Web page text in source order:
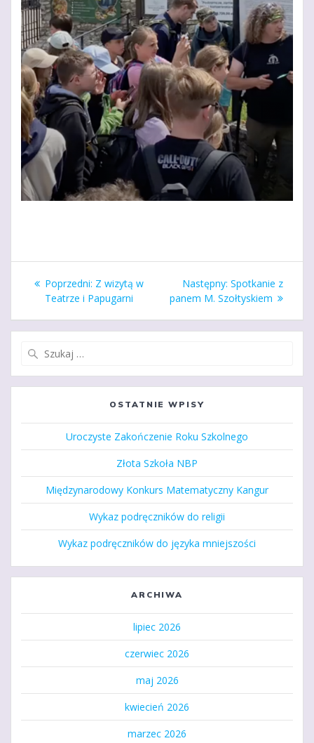
Nawigacja
wpisu
Poprzedni: Poprzedni
wpis:
Z wizytą w
Teatrze i Papugarni
Następny: Następny
wpis:
Spotkanie z
panem M. Szołtyskiem
OSTATNIE WPISY
Uroczyste Zakończenie Roku Szkolnego
Złota Szkoła NBP
Międzynarodowy Konkurs Matematyczny Kangur
Wykaz podręczników do religii
Wykaz podręczników do języka mniejszości
ARCHIWA
lipiec 2026
czerwiec 2026
maj 2026
kwiecień 2026
marzec 2026